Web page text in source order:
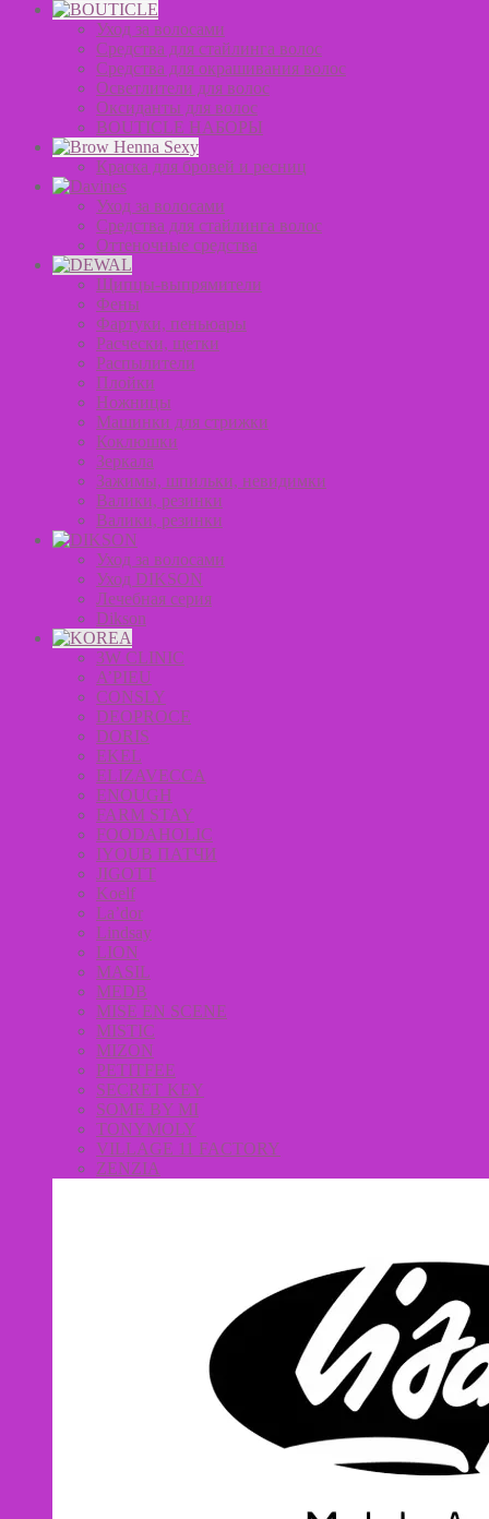
Уход за волосами
Средства для стайлинга волос
Средства для окрашивания волос
Осветлители для волос
Оксиданты для волос
BOUTICLE НАБОРЫ
Краска для бровей и ресниц
Уход за волосами
Средства для стайлинга волос
Оттеночные средства
Щипцы-выпрямители
Фены
Фартуки, пеньюары
Расчески, щетки
Распылители
Плойки
Ножницы
Машинки для стрижки
Коклюшки
Зеркала
Зажимы, шпильки, невидимки
Валики, резинки
Валики, резинки
Уход за волосами
Уход DIKSON
Лечебная серия
Dikson
3W CLINIC
A’PIEU
CONSLY
DEOPROCE
DORIS
EKEL
ELIZAVECCA
ENOUGH
FARM STAY
FOODAHOLIC
IYOUB ПАТЧИ
JIGOTT
Koelf
La’dor
Lindsay
LION
MASIL
MEDB
MISE EN SCENE
MISTIC
MIZON
PETITFEE
SECRET KEY
SOME BY MI
TONYMOLY
VILLAGE 11 FACTORY
ZENZIA